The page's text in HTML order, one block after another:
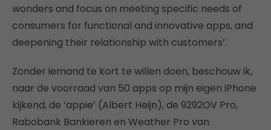
wonders and focus on meeting specific needs of
consumers for functional and innovative apps, and
deepening their relationship with customers’.
Zonder iemand te kort te willen doen, beschouw ik,
naar de voorraad van 50 apps op mijn eigen iPhone
kijkend, de ‘appie’ (Albert Heijn), de 9292OV Pro,
Rabobank Bankieren en Weather Pro van